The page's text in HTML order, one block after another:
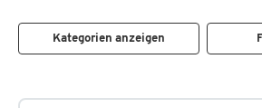
Kategorien anzeigen